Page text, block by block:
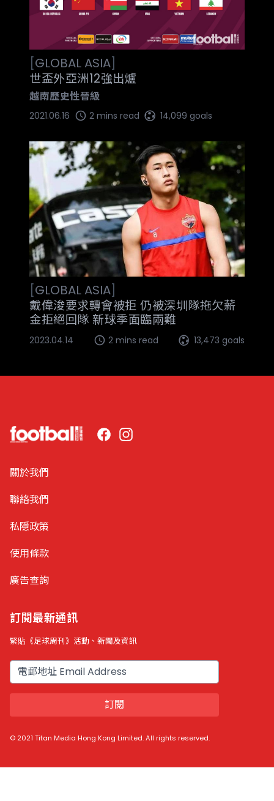
[GLOBAL ASIA]
世盃外亞洲12強出爐
越南歷史性晉級
2021.06.16 2 mins read 14,099 goals
[GLOBAL ASIA]
戴偉浚要求轉會被拒 仍被深圳隊拖欠薪
金拒絕回隊 新球季面臨兩難
2023.04.14 2 mins read 13,473 goals
FacebookInstagram
關於我們
聯絡我們
私隱政策
使用條款
廣告查詢
訂閱最新通訊
緊貼《足球周刊》活動、新聞及資訊
電郵
訂閱
© 2021 Titan Media Hong Kong Limited. All rights reserved.